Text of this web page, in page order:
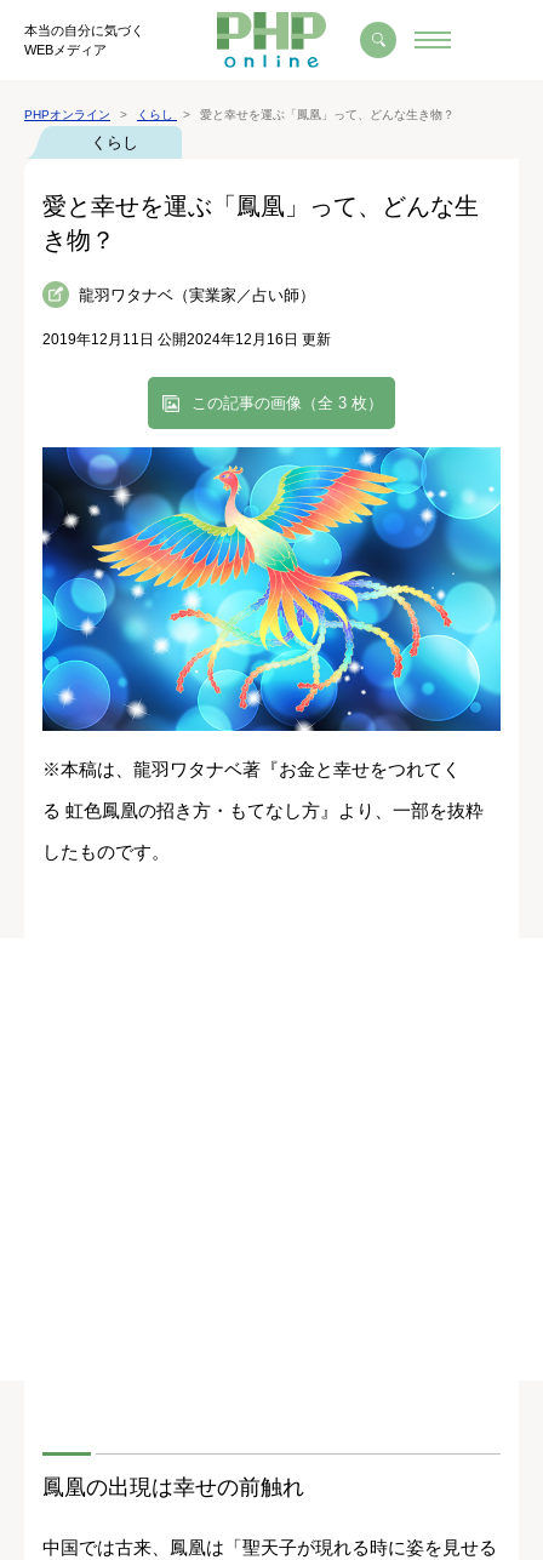
本当の自分に気づく
WEBメディア
PHPオンライン くらし 愛と幸せを運ぶ「鳳凰」って、どんな生き物？
くらし
愛と幸せを運ぶ「鳳凰」って、どんな生
き物？
龍羽ワタナベ（実業家／占い師）
2019年12月11日 公開2024年12月16日 更新
この記事の画像（全 3 枚）
※本稿は、龍羽ワタナベ著『お金と幸せをつれてく
る 虹色鳳凰の招き方・もてなし方』より、一部を抜粋
したものです。
鳳凰の出現は幸せの前触れ
中国では古来、鳳凰は「聖天子が現れる時に姿を見せる